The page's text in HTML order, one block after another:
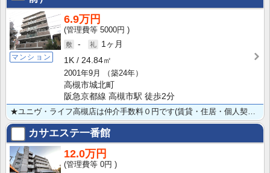
マンション
6.9万円
5000円
-
1ヶ月
1K
24.84㎡
2001年9月
（築24年）
高槻市城北町
阪急京都線 高槻市駅 徒歩2分
★ユニヴ・ライフ高槻店は仲介手数料０円です(賃貸・住居・個人契約の場合) ★JR・阪急の2WAYアク･･･
カサエステ一番館
12.0万円
0円